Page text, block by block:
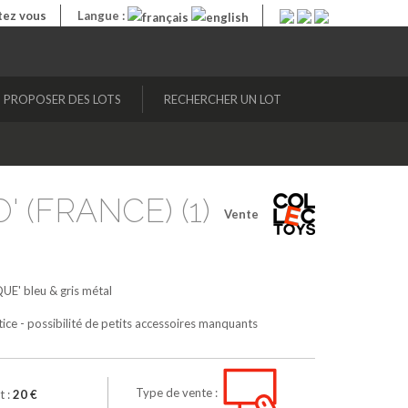
vous Langue :
PROPOSER DES LOTS RECHERCHER UN LOT
Vente
(FRANCE) (1)
bleu & gris métal
- possibilité de petits accessoires manquants
:20 € Type de vente :